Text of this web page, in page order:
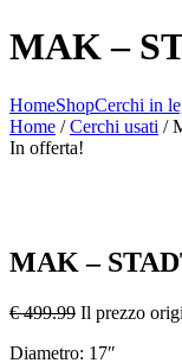
MAK –
HomeShopCerchi in
Home /Cerchi usati /
In offerta!
MAK –
€499.99 Il prezzo
Diametro: 17″